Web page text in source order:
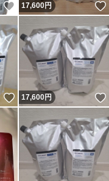
いいね！
17,600円
いいね！
17,600円